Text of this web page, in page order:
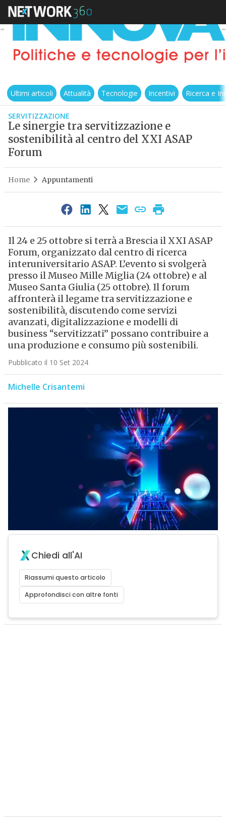
Ultimi articoli Attualità Tecnologie Incentivi Ricerca e
SERVITIZZAZIONE
Le sinergie tra servitizzazione e
sostenibilità al centro del XXI ASAP
Forum
Home Appuntamenti
Il 24 e 25 ottobre si terrà a Brescia il XXI ASAP
Forum, organizzato dal centro di ricerca
interuniversitario ASAP. L’evento si svolgerà
presso il Museo Mille Miglia (24 ottobre) e al
Museo Santa Giulia (25 ottobre). Il forum
affronterà il legame tra servitizzazione e
sostenibilità, discutendo come servizi
avanzati, digitalizzazione e modelli di
business “servitizzati” possano contribuire a
una produzione e consumo più sostenibili.
Pubblicato il 10 Set 2024
Michelle Crisantemi
Chiedi all'AI
Riassumi questo articolo
Approfondisci con altre fonti